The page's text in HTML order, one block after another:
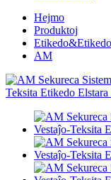
Hejmo
Produktoj
Etikedo&Etikedo
AM